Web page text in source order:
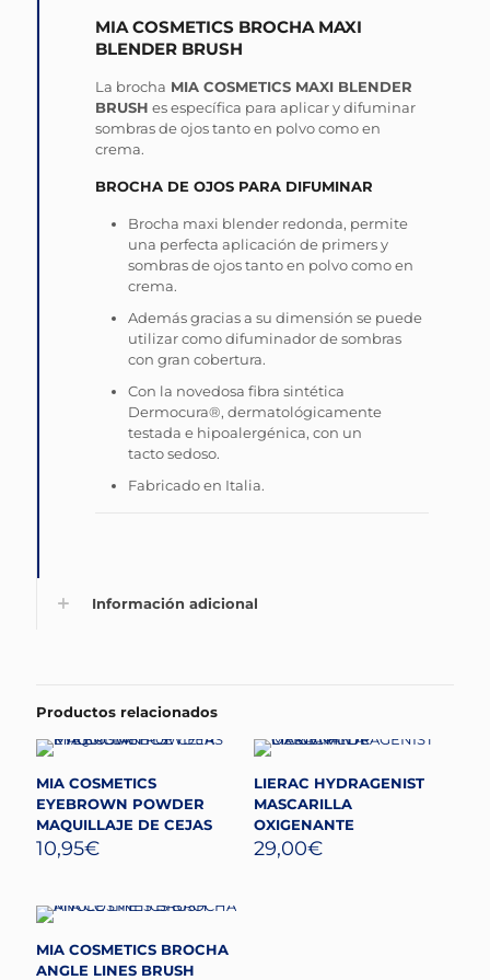
MIA COSMETICS BROCHA MAXI
BLENDER BRUSH
La brocha MIA COSMETICS MAXI BLENDER
BRUSH es específica para aplicar y difuminar
sombras de ojos tanto en polvo como en
crema.
BROCHA DE OJOS PARA DIFUMINAR
Brocha maxi blender redonda, permite
una perfecta aplicación de primers y
sombras de ojos tanto en polvo como en
crema.
Además gracias a su dimensión se puede
utilizar como difuminador de sombras
con gran cobertura.
Con la novedosa fibra sintética
Dermocura®, dermatológicamente
testada e hipoalergénica, con un
tacto sedoso.
Fabricado en Italia.
Información adicional
Productos relacionados
MIA COSMETICS
EYEBROWN POWDER
MAQUILLAJE DE CEJAS
10,95€
LIERAC HYDRAGENIST
MASCARILLA
OXIGENANTE
29,00€
MIA COSMETICS BROCHA
ANGLE LINES BRUSH